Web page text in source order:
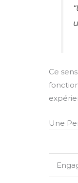
Ce
Une